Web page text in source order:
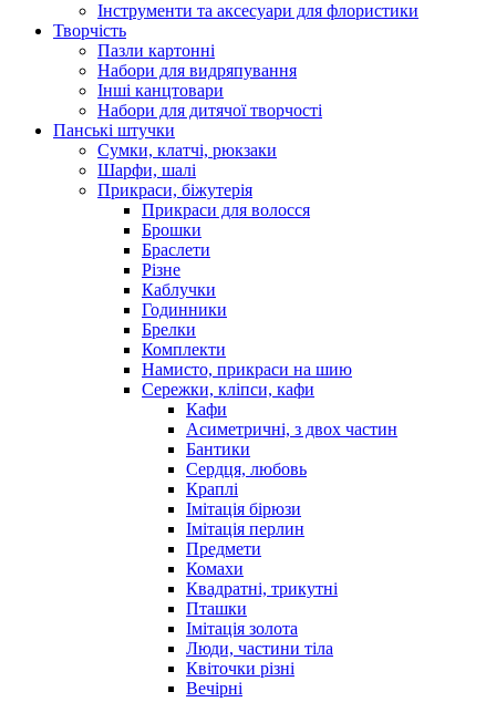
Інструменти та аксесуари для флористики
Творчість
Пазли картонні
Набори для видряпування
Інші канцтовари
Набори для дитячої творчості
Панські штучки
Сумки, клатчі, рюкзаки
Шарфи, шалі
Прикраси, біжутерія
Прикраси для волосся
Брошки
Браслети
Різне
Каблучки
Годинники
Брелки
Комплекти
Намисто, прикраси на шию
Сережки, кліпси, кафи
Кафи
Асиметричні, з двох частин
Бантики
Сердця, любовь
Краплі
Імітація бірюзи
Імітація перлин
Предмети
Комахи
Квадратні, трикутні
Пташки
Імітація золота
Люди, частини тіла
Квіточки різні
Вечірні